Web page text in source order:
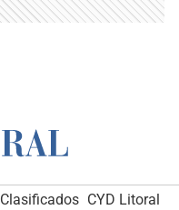
Clasificados CYD Litoral